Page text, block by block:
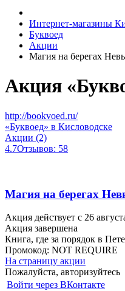
Интернет-магазины
Буквоед
Акции
Магия на берегах
Акция
http://bookvoed.ru/
«Буквоед» в Кисловодске
Акции (2)
4.7Отзывов: 58
Магия на берегах
Акция действует с 26
Акция завершена
Книга, где за порядок в
Промокод: NOT REQUIRE
На страницу акции
Пожалуйста, авторизуйтесь
Войти через ВКонтакте